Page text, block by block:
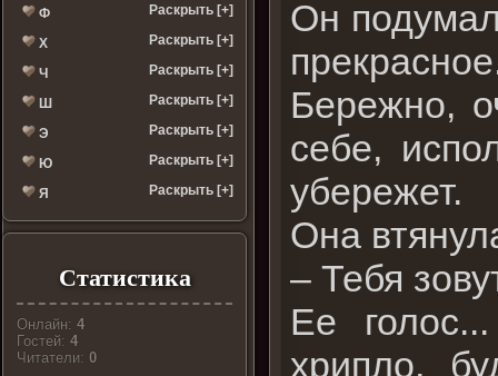
Ф Раскрыть [+]
Х Раскрыть [+]
Ч Раскрыть [+]
Ш Раскрыть [+]
Э Раскрыть [+]
Ю Раскрыть [+]
Я Раскрыть [+]
Статистика
Онлайн:4
Гостей:4
Читатели:0
Он
Бережно,
себе,
убережет.
Она
– Тебя
Ее
хрипло,